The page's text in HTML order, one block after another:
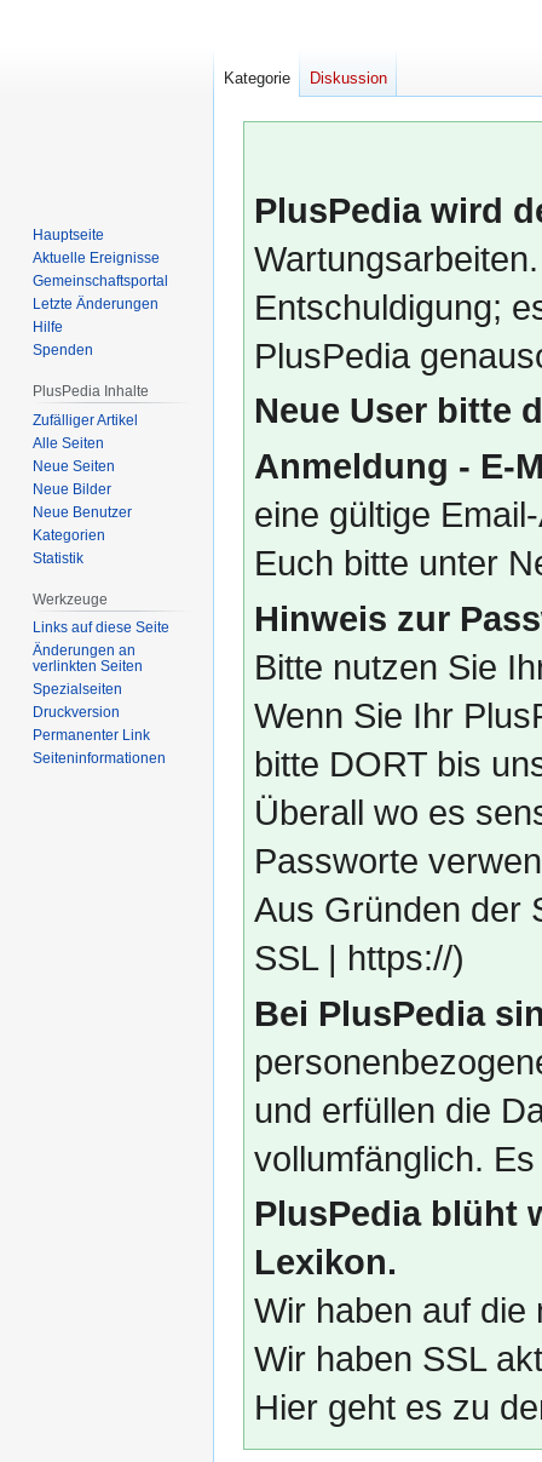
PlusPedia wird
Entschuldigung;
PlusPedia
Neue User bitte
Anmeldung - E-
eine gültige
Euch bitte unter
Hinweis zur
Bitte nutzen Sie
Wenn Sie Ihr
bitte DORT bis
Überall wo es
Passworte
Aus Gründen der
SSL | https://)
Bei PlusPedia
und erfüllen die
vollumfänglich.
PlusPedia blüht
Lexikon.
Wir haben auf die
Wir haben SSL
Hier geht es zu
Kategorie Diskussion
Hauptseite
Aktuelle Ereignisse
Gemeinschafts­portal
Letzte Änderungen
Hilfe
Spenden
PlusPedia Inhalte
Zufälliger Artikel
Alle Seiten
Neue Seiten
Neue Bilder
Neue Benutzer
Kategorien
Statistik
Werkzeuge
Links auf diese Seite
Änderungen an
verlinkten Seiten
Spezialseiten
Druckversion
Permanenter Link
Seiten­­informationen